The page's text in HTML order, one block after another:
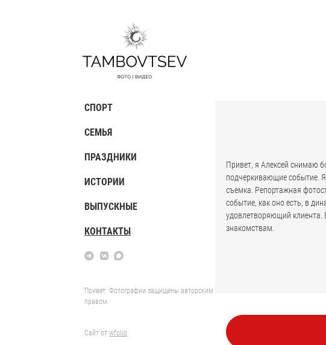
СПОРТ
СЕМЬЯ
ПРАЗДНИКИ
ИСТОРИИ
ВЫПУСКНЫЕ
КОНТАКТЫ
Привет. Фотографии защищены авторским
правом.
Сайт от wfolio
Привет, я Алексей снимаю
подчеркивающие событие.
съемка. Репортажная
событие, как оно есть, в
удовлетворяющий
знакомствам.